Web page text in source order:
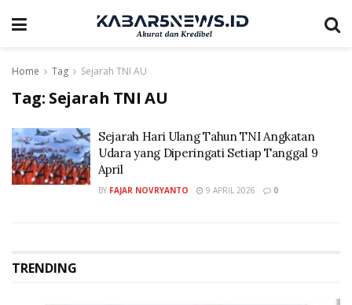
Home Tag Sejarah TNI AU
Tag: Sejarah TNI AU
Sejarah Hari Ulang Tahun TNI Angkatan
Udara yang Diperingati Setiap Tanggal 9
April
BY FAJAR NOVRYANTO 9 APRIL 2026 0
TRENDING